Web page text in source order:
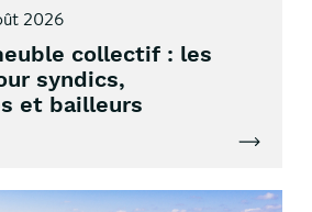
2026
collectif : les
syndics,
et bailleurs
Lire